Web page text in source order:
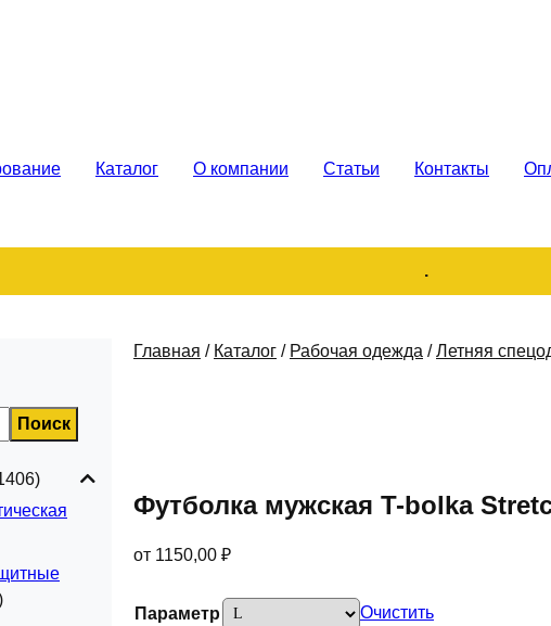
Каталог О компании Статьи Контакты
.
Главная / Каталог / Рабочая одежда /Летняя
Футболка мужская T-bolka
от 1150,00 ₽
Параметр Очистить
Поиск